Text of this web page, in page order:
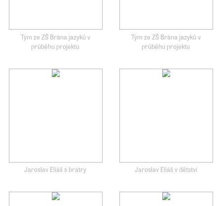
Tým ze ZŠ Brána jazyků v
průběhu projektu
Tým ze ZŠ Brána jazyků v
průběhu projektu
Jaroslav Eliáš s bratry Jaroslav Eliáš v dětství